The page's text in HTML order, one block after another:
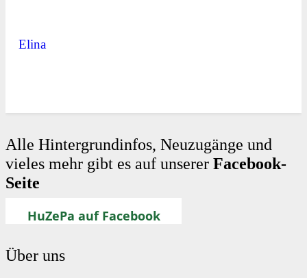
Elina
Alle Hintergrundinfos, Neuzugänge und
vieles mehr gibt es auf unserer Facebook-
Seite
HuZePa auf Facebook
Über uns